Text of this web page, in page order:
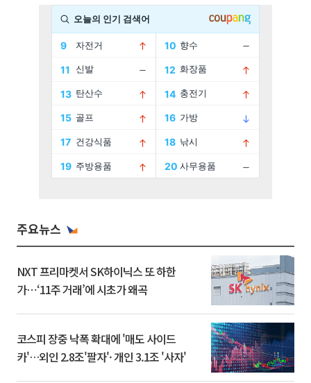
주요뉴스
NXT 프리마켓서 SK하이닉스 또 하한
가⋯‘11주 거래’에 시초가 왜곡
코스피 장중 낙폭 확대에 '매도 사이드
카'…외인 2.8조'팔자'· 개인 3.1조 '사자'